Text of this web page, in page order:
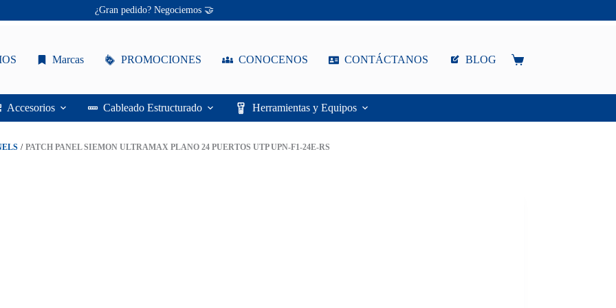
Siemon
24
Puertos
24E-
Ofertas únicas te esperan ✨
Marcas PROMOCIONES CONOCENOS CONTÁCTANOS BLOG
Carro
Accesorios Cableado Estructurado Herramientas y Equipos
/ PATCH PANEL SIEMON ULTRAMAX PLANO 24 PUERTOS UTP UPN-F1-24E-RS